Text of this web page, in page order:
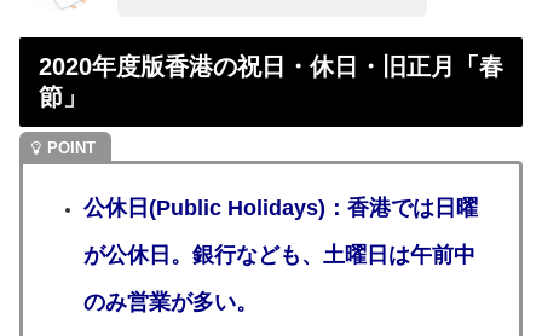
2020年度版香港の祝日・休日・旧正月「春
節」
公休日(Public Holidays)：香港では日曜
が公休日。銀行なども、土曜日は午前中
のみ営業が多い。